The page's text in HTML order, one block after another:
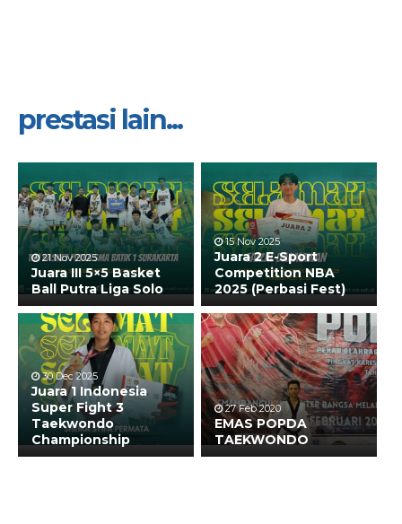
prestasi lain...
21 Nov 2025
Juara III 5×5 Basket
Ball Putra Liga Solo
15 Nov 2025
Juara 2 E-Sport
Competition NBA
2025 (Perbasi Fest)
30 Dec 2025
Juara 1 Indonesia
Super Fight 3
Taekwondo
Championship
27 Feb 2020
EMAS POPDA
TAEKWONDO